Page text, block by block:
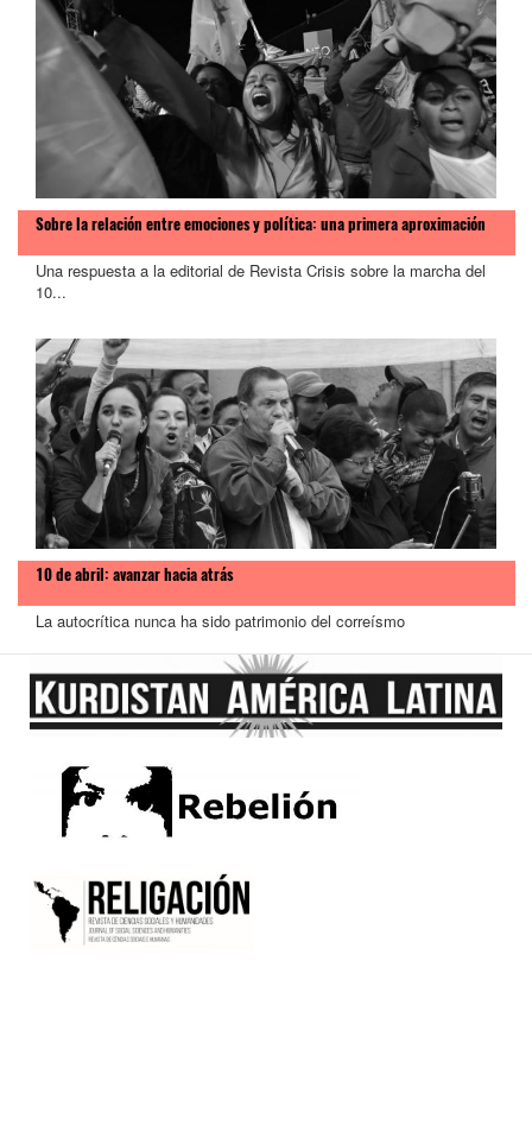
Sobre la relación entre emociones y política: una primera aproximación
Una respuesta a la editorial de Revista Crisis sobre la marcha del
10...
10 de abril: avanzar hacia atrás
La autocrítica nunca ha sido patrimonio del correísmo